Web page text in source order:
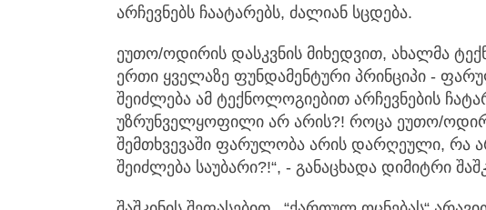
არჩევნებს ჩაატარებს, ძალიან სცდება.
ეუთო/ოდირის დასკვნის მიხედვით, ახალმა
ერთი ყველაზე ფუნდამენტური პრინციპი -
შეიძლება ამ ტექნოლოგიებით არჩევნების
უზრუნველყოფილი არ არის?! როცა ეუთო/
შემთხვევაში ფარულობა არის დარღეული, რა
შეიძლება საუბარი?!“, - განაცხადა დიმიტრი